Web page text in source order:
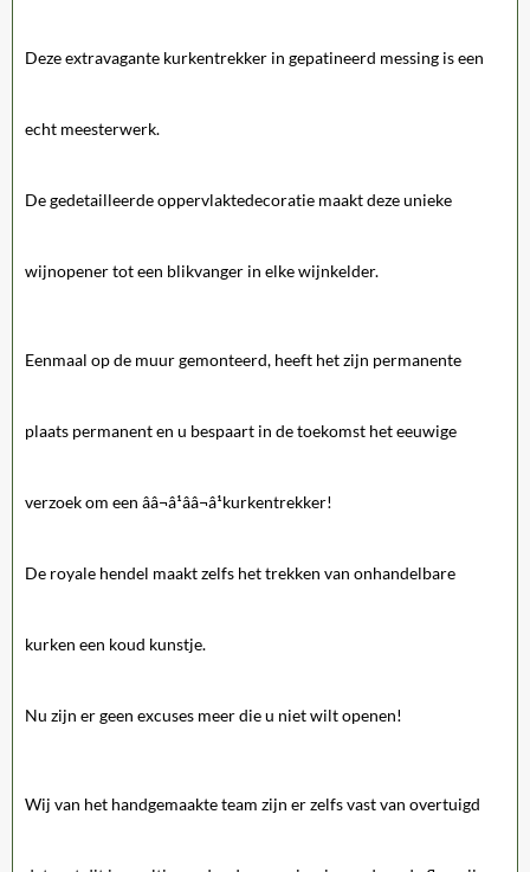
Deze extravagante kurkentrekker in gepatineerd messing is een
echt meesterwerk.
De gedetailleerde oppervlaktedecoratie maakt deze unieke
wijnopener tot een blikvanger in elke wijnkelder.
Eenmaal op de muur gemonteerd, heeft het zijn permanente
plaats permanent en u bespaart in de toekomst het eeuwige
verzoek om een ââ¬â¹ââ¬â¹kurkentrekker!
De royale hendel maakt zelfs het trekken van onhandelbare
kurken een koud kunstje.
Nu zijn er geen excuses meer die u niet wilt openen!
Wij van het handgemaakte team zijn er zelfs vast van overtuigd